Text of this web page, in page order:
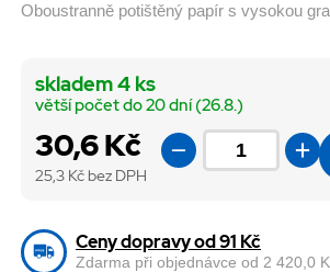
Oboustranně potištěný papír s vysokou
30,6 Kč
25,3 Kč bez DPH
skladem 4 ks
větší počet do 20 dní (26.8.)
Ceny dopravy od 91 Kč
Zdarma při objednávce od 2 420,0